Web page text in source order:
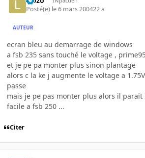
Posté(e) le 6 mars 200422 a
AUTEUR
ecran bleu au demarrage de windows
a fsb 235 sans touché le voltage ,
et je pe pa monter plus sinon plantage
alors c la ke j augmente le voltage a
passe
mais je pe pas monter plus alors il
facile a fsb 250 ...
Citer